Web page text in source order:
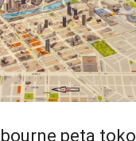
peta toko